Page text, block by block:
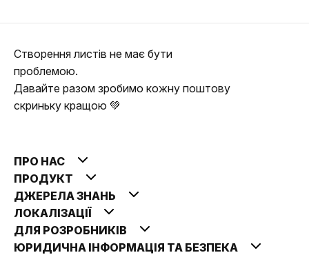
Створення листів не має бути
проблемою.
Давайте разом зробимо кожну поштову
скриньку кращою 💚
ПРО НАС
ПРОДУКТ
ДЖЕРЕЛА ЗНАНЬ
ЛОКАЛІЗАЦІЇ
ДЛЯ РОЗРОБНИКІВ
ЮРИДИЧНА ІНФОРМАЦІЯ ТА БЕЗПЕКА